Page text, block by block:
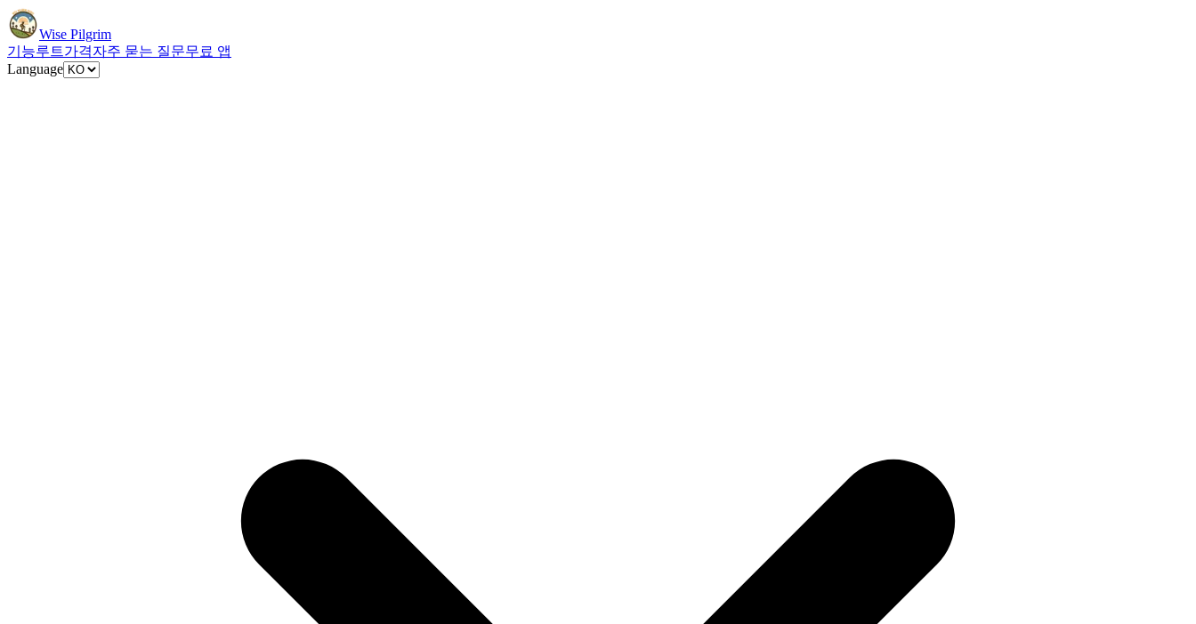
Wise Pilgrim
기능루트가격자주 묻는 질문무료 앱
Language